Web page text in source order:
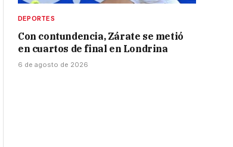
DEPORTES
Con contundencia, Zárate se metió
en cuartos de final en Londrina
6 de agosto de 2026